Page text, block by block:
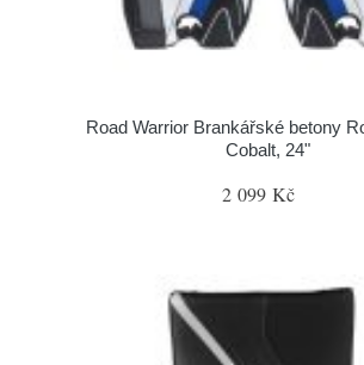
Road Warrior Brankářské betony
Cobalt, 24"
2 099 Kč